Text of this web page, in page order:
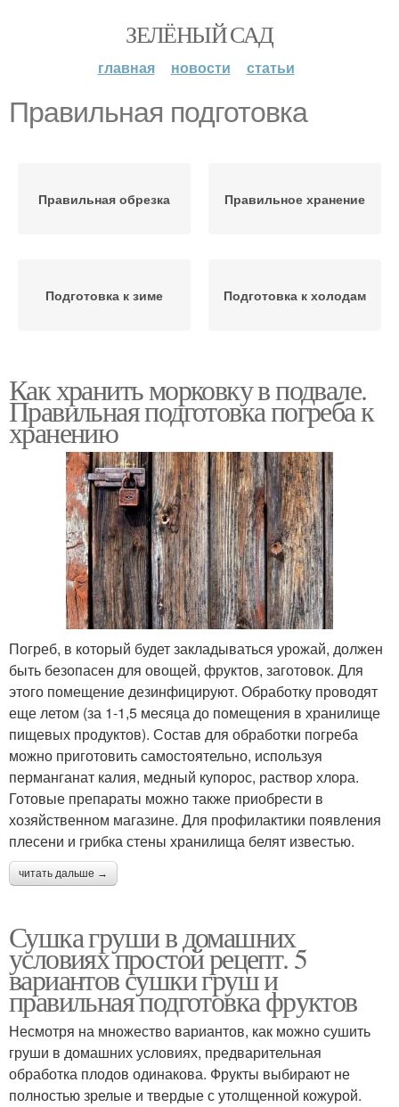
ЗЕЛЁНЫЙ САД
главная новости статьи
Правильная подготовка
Правильная обрезка Правильное хранение
Подготовка к зиме Подготовка к холодам
Как хранить морковку в подвале.
Правильная подготовка погреба к
хранению
Погреб, в который будет закладываться урожай, должен
быть безопасен для овощей, фруктов, заготовок. Для
этого помещение дезинфицируют. Обработку проводят
еще летом (за 1-1,5 месяца до помещения в хранилище
пищевых продуктов). Состав для обработки погреба
можно приготовить самостоятельно, используя
перманганат калия, медный купорос, раствор хлора.
Готовые препараты можно также приобрести в
хозяйственном магазине. Для профилактики появления
плесени и грибка стены хранилища белят известью.
читать дальше →
Сушка груши в домашних
условиях простой рецепт. 5
вариантов сушки груш и
правильная подготовка фруктов
Несмотря на множество вариантов, как можно сушить
груши в домашних условиях, предварительная
обработка плодов одинакова. Фрукты выбирают не
полностью зрелые и твердые с утолщенной кожурой.